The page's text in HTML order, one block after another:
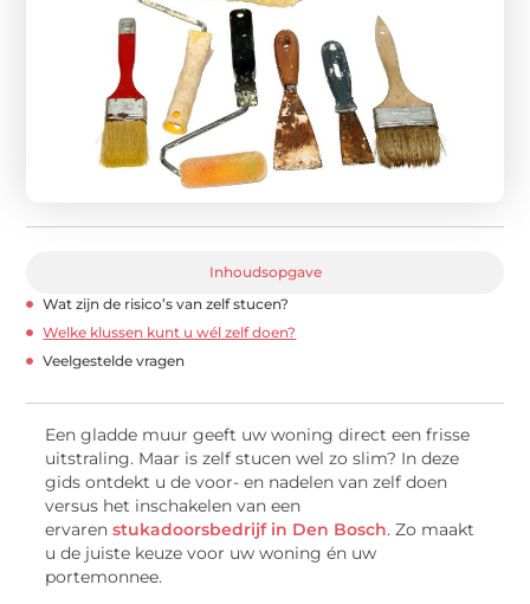
Inhoudsopgave
Wat zijn de risico’s van zelf stucen?
Welke klussen kunt u wél zelf doen?
Veelgestelde vragen
Een gladde muur geeft uw woning direct een frisse
uitstraling. Maar is zelf stucen wel zo slim? In deze
gids ontdekt u de voor- en nadelen van zelf doen
versus het inschakelen van een
ervarenstukadoorsbedrijf in Den Bosch. Zo maakt
u de juiste keuze voor uw woning én uw
portemonnee.